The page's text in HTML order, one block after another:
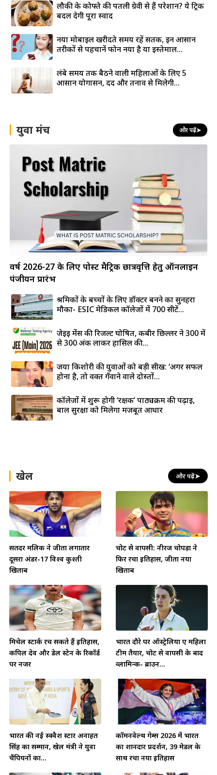
लौकी के कोफ्ते की पतली ग्रेवी से हैं परेशान? ये ट्रिक
बदल देगी पूरा स्वाद
नया मोबाइल खरीदते समय रहें सतर्क, इन आसान
तरीकों से पहचानें फोन नया है या इस्तेमाल...
लंबे समय तक बैठने वाली महिलाओं के लिए 5
आसान योगासन, दर्द और तनाव से मिलेगी...
युवा मंच और पढ़ें➤
वर्ष 2026-27 के लिए पोस्ट मैट्रिक छात्रवृत्ति हेतु ऑनलाइन
पंजीयन प्रारंभ
श्रमिकों के बच्चों के लिए डॉक्टर बनने का सुनहरा
मौका- ESIC मेडिकल कॉलेजों में 700 सीटें...
जेईई मेंस की रिजल्ट घोषित, कबीर छिल्लर ने 300 में
से 300 अंक लाकर हासिल की...
जया किशोरी की युवाओं को बड़ी सीख: ‘अगर सफल
होना है, तो वक्त गँवाने वाले दोस्तों...
कॉलेजों में शुरू होगी ‘रक्षक’ पाठ्यक्रम की पढ़ाई,
बाल सुरक्षा को मिलेगा मजबूत आधार
खेल और पढ़ें➤
सतिंदर मलिक ने जीता लगातार
दूसरा अंडर-17 विश्व कुश्ती
खिताब
चोट से वापसी: नीरज चोपड़ा ने
फिर रचा इतिहास, जीता नया
खिताब
मिचेल स्टार्क रच सकते हैं इतिहास,
कपिल देव और डेल स्टेन के रिकॉर्ड
पर नजर
भारत दौरे पर ऑस्ट्रेलिया ए महिला
टीम तैयार, चोट से वापसी के बाद
व्लामिन्क- ब्राउन...
भारत की नई स्क्वैश स्टार अनाहत
सिंह का सम्मान, खेल मंत्री ने युवा
चैंपियनों का...
कॉमनवेल्थ गेम्स 2026 में भारत
का शानदार प्रदर्शन, 39 मेडल के
साथ रचा नया इतिहास